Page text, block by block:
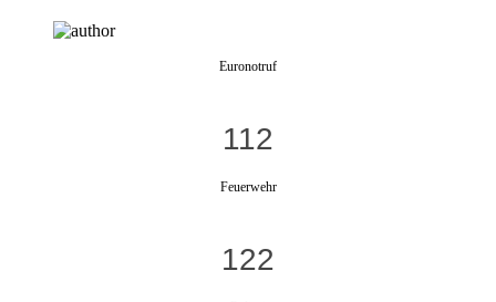
Euronotruf
112
Feuerwehr
122